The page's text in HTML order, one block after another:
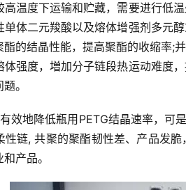
高温度下运输和贮藏，需要进行低
单体二元羧酸以及熔体增强剂多元
酯的结晶性能，提高聚酯的收缩率;
体强度，増加分子链段热运动难度
。
效地降低瓶用PETG结晶速率，
性链, 共聚的聚酯韧性差、产品发
产品。